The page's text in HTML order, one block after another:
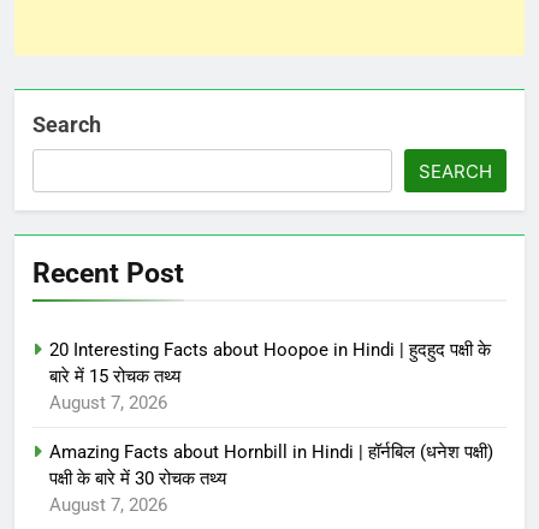
Search
SEARCH
Recent Post
20 Interesting Facts about Hoopoe in Hindi | हुदहुद पक्षी के
बारे में 15 रोचक तथ्य
August 7, 2026
Amazing Facts about Hornbill in Hindi | हॉर्नबिल (धनेश पक्षी)
पक्षी के बारे में 30 रोचक तथ्य
August 7, 2026